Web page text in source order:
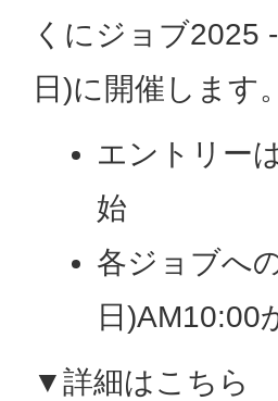
くにジョブ2025
日)に開催します。
エントリー
始
各ジョブへ
日)AM10:00
▼詳細はこちら